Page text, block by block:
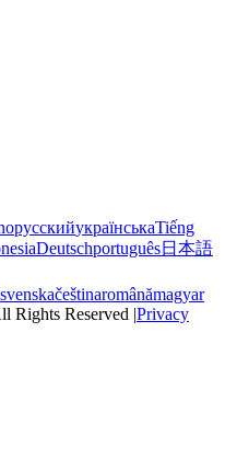
русскийукраїнськаTiếng
Deutschportuguês日本語
svenskačeštinaromânămagyar
Rights Reserved |Privacy